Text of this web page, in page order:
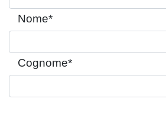
Nome*
Cognome*